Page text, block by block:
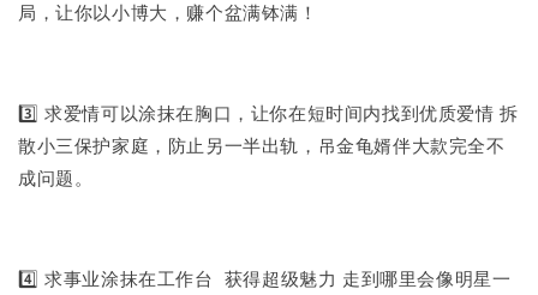
局，让你以小博大，赚个盆满钵满！
3️⃣ 求爱情可以涂抹在胸口，让你在短时间内找到优质爱情 拆
散小三保护家庭，防止另一半出轨，吊金龟婿伴大款完全不
成问题。
4️⃣ 求事业涂抹在工作台 获得超级魅力 走到哪里会像明星一